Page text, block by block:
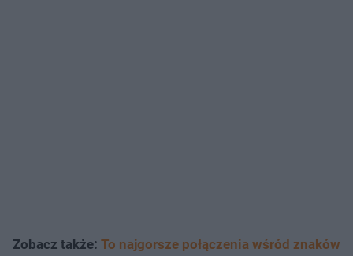
Zobacz także: To najgorsze połączenia wśród znaków